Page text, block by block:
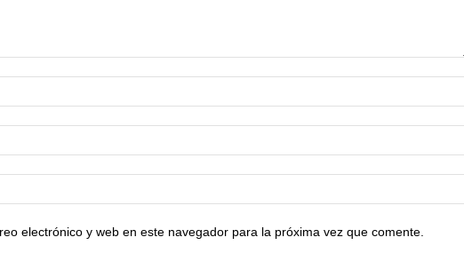
electrónico y web en este navegador para la próxima vez que comente.